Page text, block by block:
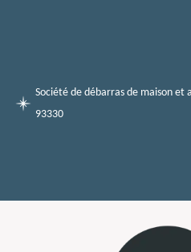
Société de débarras de maison
93330